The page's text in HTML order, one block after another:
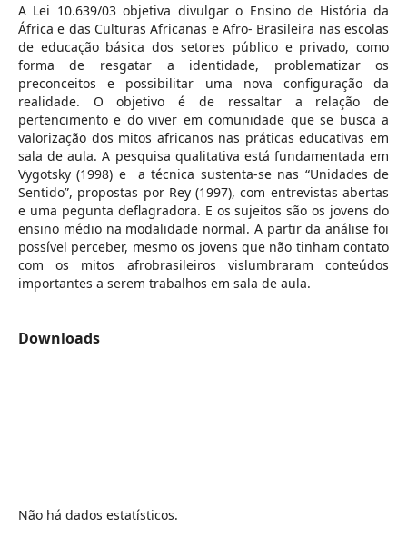
A Lei 10.639/03 objetiva divulgar o Ensino de História da
África e das Culturas Africanas e Afro- Brasileira nas escolas
de educação básica dos setores público e privado, como
forma de resgatar a identidade, problematizar os
preconceitos e possibilitar uma nova configuração da
realidade. O objetivo é de ressaltar a relação de
pertencimento e do viver em comunidade que se busca a
valorização dos mitos africanos nas práticas educativas em
sala de aula. A pesquisa qualitativa está fundamentada em
Vygotsky (1998) e a técnica sustenta-se nas “Unidades de
Sentido”, propostas por Rey (1997), com entrevistas abertas
e uma pegunta deflagradora. E os sujeitos são os jovens do
ensino médio na modalidade normal. A partir da análise foi
possível perceber, mesmo os jovens que não tinham contato
com os mitos afrobrasileiros vislumbraram conteúdos
importantes a serem trabalhos em sala de aula.
Downloads
Não há dados estatísticos.